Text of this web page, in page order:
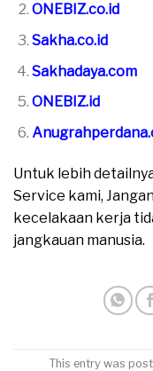
ONEBIZ.co.id
Sakha.co.id
Sakhadaya.com
ONEBIZ.id
Untuk lebih
Service kami,
kecelakaan kerja
jangkauan manusia.
This entry was